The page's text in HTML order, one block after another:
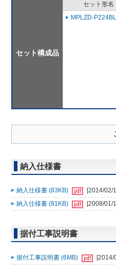
セット構成品
セット形名
MPLZD-P224BL
納入仕様書
納入仕様書 (83KB)
[2014/02/
納入仕様書 (81KB)
[2008/01/
据付工事説明書
据付工事説明書 (6MB) [2014/